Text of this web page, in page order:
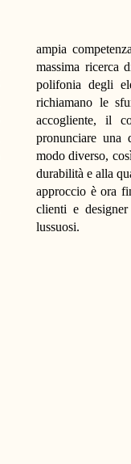
ampia
massima ricerca
polifonia degli
richiamano le
accogliente, il
pronunciare una
modo diverso,
durabilità e alla
approccio è ora
clienti e
lussuosi.